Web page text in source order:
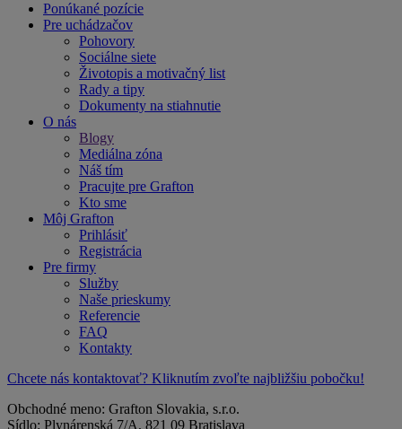
Ponúkané pozície
Pre uchádzačov
Pohovory
Sociálne siete
Životopis a motivačný list
Rady a tipy
Dokumenty na stiahnutie
O nás
Blogy
Mediálna zóna
Náš tím
Pracujte pre Grafton
Kto sme
Môj Grafton
Prihlásiť
Registrácia
Pre firmy
Služby
Naše prieskumy
Referencie
FAQ
Kontakty
Chcete nás kontaktovať? Kliknutím zvoľte najbližšiu pobočku!
Obchodné meno: Grafton Slovakia, s.r.o.
Sídlo: Plynárenská 7/A, 821 09 Bratislava